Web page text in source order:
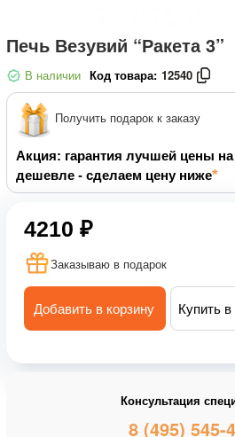
Печь Везувий “Ракета 3”
В наличии Код товара: 12540
Получить подарок к заказу
Акция: гарантия лучшей цены
дешевле - сделаем цену ниже
4210 ₽
Заказываю в подарок
Добавить в корзину Купить
Консультация
8 (495) 545-